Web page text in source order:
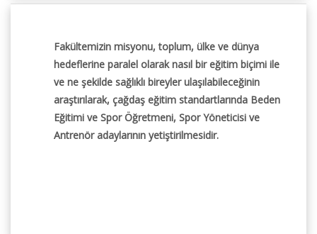
Fakültemizin misyonu, toplum, ülke ve dünya
hedeflerine paralel olarak nasıl bir eğitim biçimi ile
ve ne şekilde sağlıklı bireyler ulaşılabileceğinin
araştırılarak, çağdaş eğitim standartlarında Beden
Eğitimi ve Spor Öğretmeni, Spor Yöneticisi ve
Antrenör adaylarının yetiştirilmesidir.